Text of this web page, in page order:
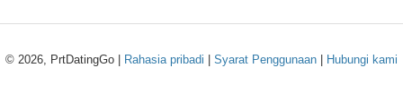
© 2026, PrtDatingGo | Rahasia pribadi Syarat Penggunaan Hubungi kami